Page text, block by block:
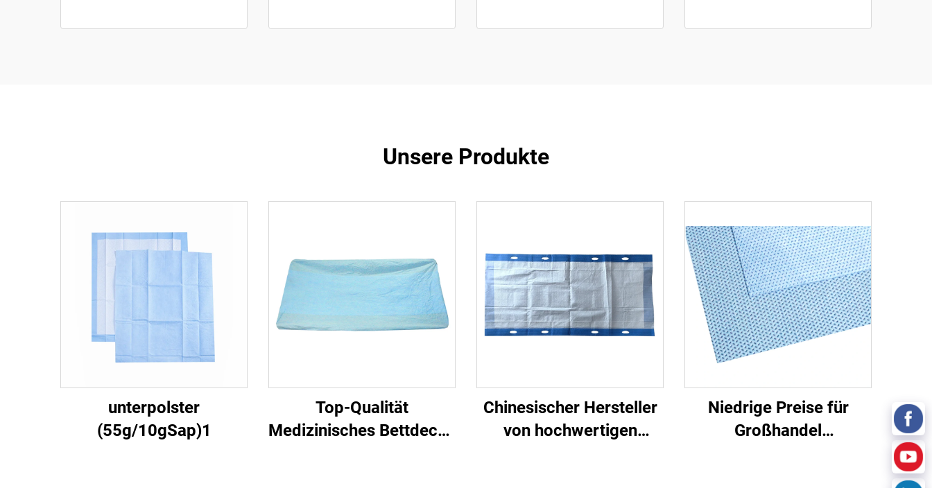
Unsere Produkte
unterpolster
(55g/10gSap)1
Top-Qualität
Medizinisches Bettdecke
Chinesischer Hersteller
von hochwertigen
Niedrige Preise für
Großhandel